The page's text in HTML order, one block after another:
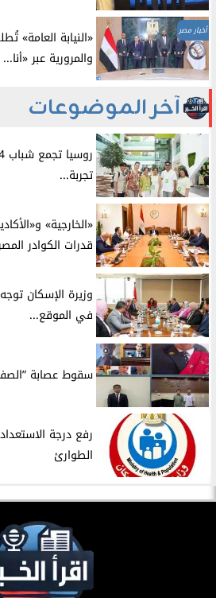
أخبار مصر
​«النيابة العامة»
والمرورية عبر «أنا...
آخر الموضوعات
تجربة...
​«الخارجية»
قدرات الكوادر
​وزيرة الإسكان
في الموقع...
سقوط عصابة ”الصفة
​رفع درجة
الطوارئ